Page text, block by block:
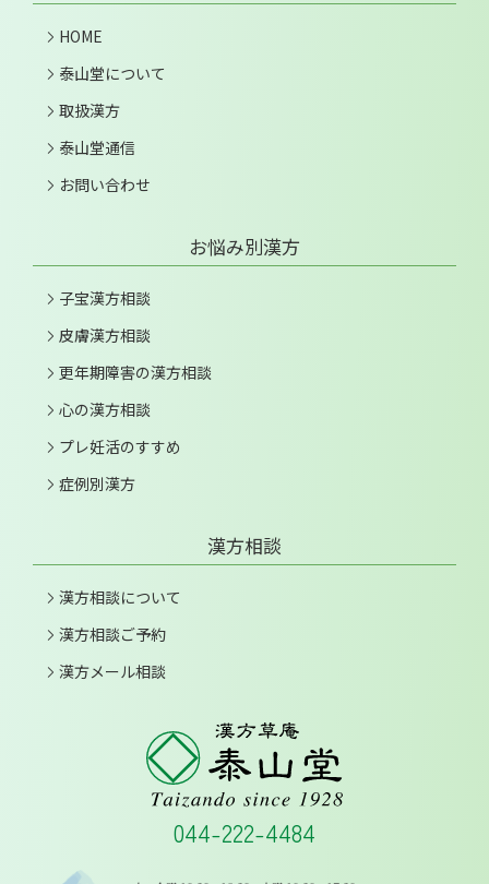
HOME
泰山堂について
取扱漢方
泰山堂通信
お問い合わせ
お悩み別漢方
子宝漢方相談
皮膚漢方相談
更年期障害の漢方相談
心の漢方相談
プレ妊活のすすめ
症例別漢方
漢方相談
漢方相談について
漢方相談ご予約
漢方メール相談
044-222-4484